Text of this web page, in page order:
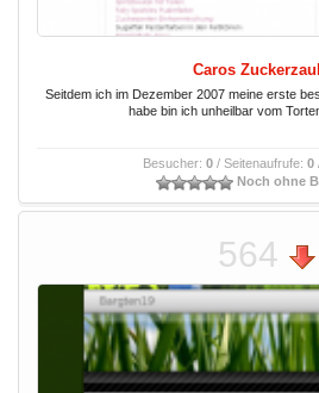
Caros
Seitdem ich im Dezember 2007 meine erste
habe bin ich unheilbar vom
Besucher: 0 / Seitenaufrufe: 0
Noch ohne
564